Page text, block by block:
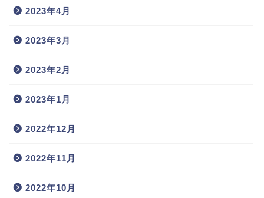
2023年4月
2023年3月
2023年2月
2023年1月
2022年12月
2022年11月
2022年10月